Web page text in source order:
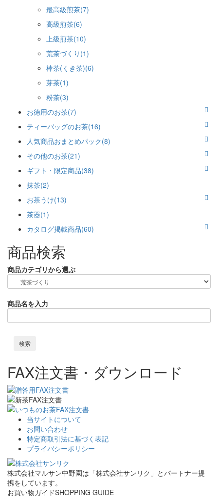
最高級煎茶(7)
高級煎茶(6)
上級煎茶(10)
荒茶づくり(1)
棒茶(くき茶)(6)
芽茶(1)
粉茶(3)
お徳用のお茶(7)
ティーバッグのお茶(16)
人気商品おまとめパック(8)
その他のお茶(21)
ギフト・限定商品(38)
抹茶(2)
お茶うけ(13)
茶器(1)
カタログ掲載商品(60)
商品検索
商品カテゴリから選ぶ
商品名を入力
FAX注文書・ダウンロード
当サイトについて
お問い合わせ
特定商取引法に基づく表記
プライバシーポリシー
株式会社マルサン中野園は「株式会社サンリク」とパートナー提
携をしています。
お買い物ガイドSHOPPING GUIDE